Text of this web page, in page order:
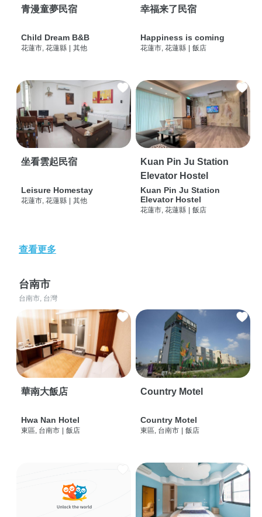
青漫童夢民宿
Child Dream B&B
花蓮市, 花蓮縣 其他
幸福来了民宿
Happiness is coming
花蓮市, 花蓮縣 飯店
坐看雲起民宿
Leisure Homestay
花蓮市, 花蓮縣 其他
Kuan Pin Ju Station
Elevator Hostel
Kuan Pin Ju Station
Elevator Hostel
花蓮市, 花蓮縣 飯店
查看更多
台南市
台南市, 台灣
華南大飯店
Hwa Nan Hotel
東區, 台南市 | 飯店
Country Motel
Country Motel
東區, 台南市 | 飯店